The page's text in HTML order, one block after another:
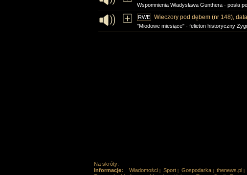
Wspomnienia Władysława Gunthera - posła
RWE Wieczory pod dębem (nr 148),
"Miodowe miesiące" - felieton historyczny
Na skróty:
Informacje:
Wiadomości Sport Gospodarka thenews.pl